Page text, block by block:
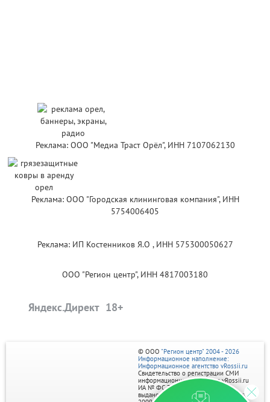
Реклама: ООО "Медиа Траст Орёл", ИНН 7107062130
Реклама: ООО "Городская клининговая компания", ИНН
5754006405
Реклама: ИП Костенников Я.О , ИНН 575300050627
ООО "Регион центр", ИНН 4817003180
Яндекс.Директ
© ООО "Регион центр" 2004 - 2026
Информационное наполнение:
Информационное агентство vRossii.ru
Свидетельство о регистрации СМИ
информационного агентства vRossii.ru
ИА № ФС 77‑35502
выдано РОСКОМНАДЗОРом 04 марта